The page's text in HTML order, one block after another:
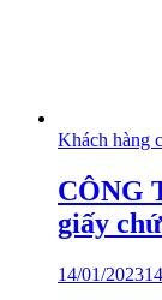
Khách hàng
CÔNG
giấy
14/01/2023